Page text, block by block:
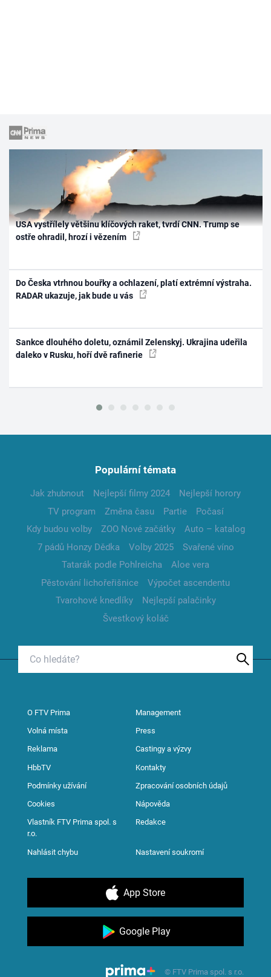
USA vystřílely většinu klíčových raket, tvrdí CNN. Trump se
ostře ohradil, hrozí i vězením
Do Česka vtrhnou bouřky a ochlazení, platí extrémní výstraha.
RADAR ukazuje, jak bude u vás
Sankce dlouhého doletu, oznámil Zelenskyj. Ukrajina udeřila
daleko v Rusku, hoří dvě rafinerie
Populární témata
Jak zhubnout Nejlepší filmy 2024
Nejlepší horory
TV program
Změna času Partie
Počasí
Kdy budou volby
ZOO Nové začátky
Auto – katalog
7 pádů Honzy Dědka
Volby 2025
Svařené víno
Tatarák podle Pohlreicha
Aloe vera
Pěstování lichořeřišnice
Výpočet ascendentu
Tvarohové knedlíky
Nejlepší palačinky
Švestkový koláč
O FTV Prima Management
Volná místa Press
Reklama Castingy a výzvy
HbbTV Kontakty
Podmínky užívání Zpracování osobních údajů
Cookies Nápověda
Vlastník FTV Prima spol. s
r.o.
Redakce
Nahlásit chybu Nastavení soukromí
App Store
Google Play
© FTV Prima spol. s r.o.